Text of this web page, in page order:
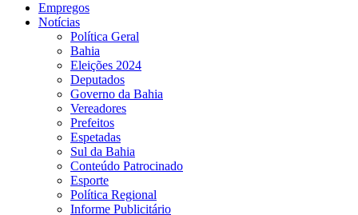
Empregos
Notícias
Política Geral
Bahia
Eleições 2024
Deputados
Governo da Bahia
Vereadores
Prefeitos
Espetadas
Sul da Bahia
Conteúdo Patrocinado
Esporte
Política Regional
Informe Publicitário